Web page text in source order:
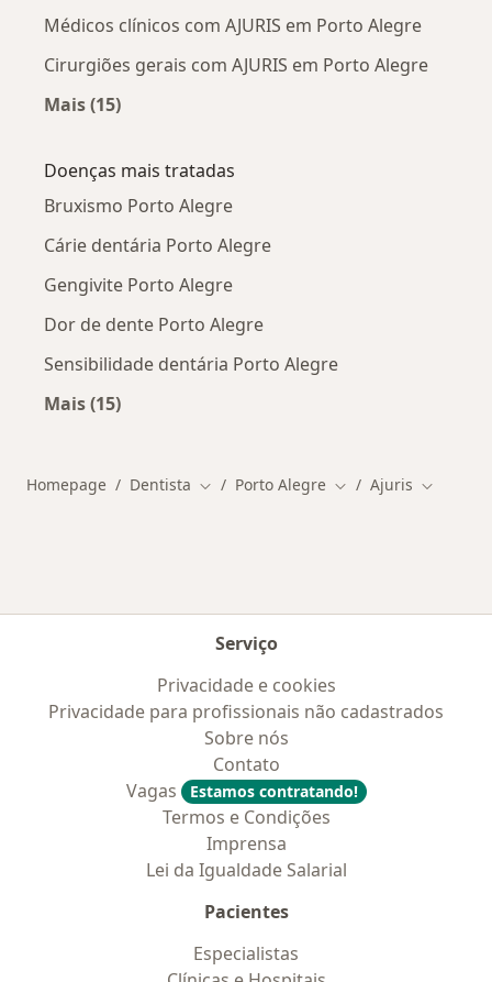
Médicos clínicos com AJURIS em Porto Alegre
Cirurgiões gerais com AJURIS em Porto Alegre
Mais (15)
Doenças mais tratadas
Bruxismo Porto Alegre
Cárie dentária Porto Alegre
Gengivite Porto Alegre
Dor de dente Porto Alegre
Sensibilidade dentária Porto Alegre
Mais (15)
Homepage Dentista Mudar de cidade
Porto Alegre Mudar de cidade
Ajuris Mudar
Serviço
Privacidade e cookies
Privacidade para profissionais não cadastrados
Sobre nós
Contato
Vagas
Estamos contratando!
Termos e Condições
Imprensa
Lei da Igualdade Salarial
Pacientes
Especialistas